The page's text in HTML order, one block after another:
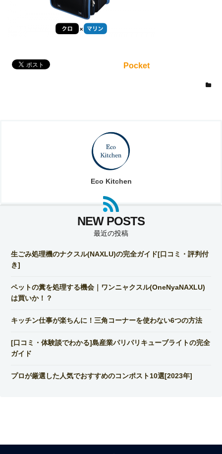
Pocket
Eco Kitchen
最近の投稿
生ごみ処理機のナクスル(NAXLU)の完全ガイド[口コミ・評判付
き]
ペットの糞を処理する機会｜ワンニャクスル(OneNyaNAXLU)
は買いか！？
キッチン仕事が楽ちんに！三角コーナーを使わない6つの方法
[口コミ・体験談でわかる]島産業パリパリキューブライトの完全
ガイド
プロが厳選した人気でおすすめのコンポスト10選[2023年]